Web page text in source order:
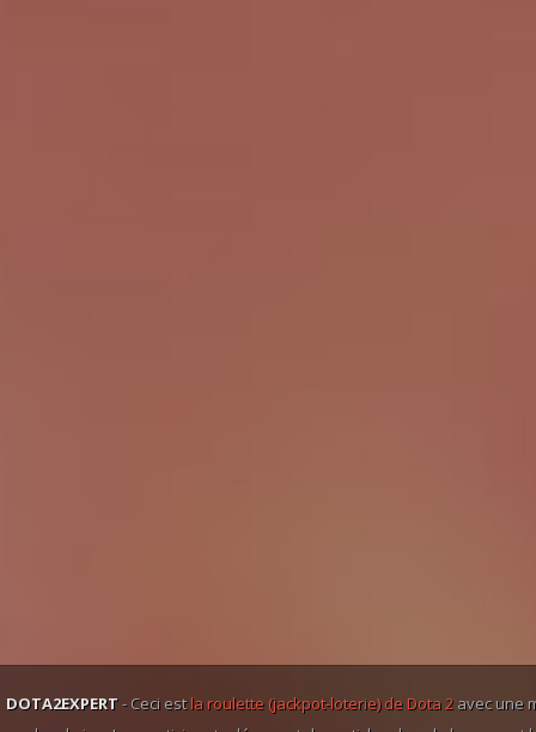
DOTA2EXPERT- Ceci estla roulette (jackpot-loterie) de Dota 2 avec une